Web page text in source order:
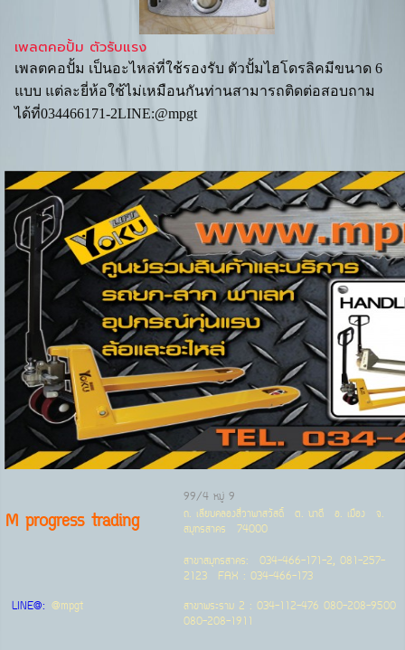
เพลตคอปั้ม ตัวรับแรง
เพลตคอปั้ม เป็นอะไหล่ที่ใช้รองรับ ตัวปั้มไฮโดรลิคมีขนาด 6
แบบ แต่ละยี่ห้อใช้ไม่เหมือนกันท่านสามารถติดต่อสอบถาม
ได้ที่034466171-2LINE:@mpgt
99/4 หมู่ 9
M progress trading
ถ. เลียบคลองสี่วาพาสวัสดิ์ ต. นาดี อ. เมือง จ.
สมุทรสาคร 74000
LINE@: @mpgt
สาขาสมุทรสาคร: 034-466-171-2, 081-257-
2123 FAX : 034-466-173
สาขาพระราม 2 : 034-112-476 080-208-9500
080-208-1911